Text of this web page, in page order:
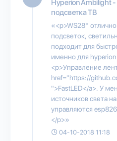
Hyperion Ambilight
подсветка ТВ
«<p>WS28*
подсветок,
подходит для
именно для
<p>Управление
href="https://
">FastLED</a>. У
источников света
управляются
</p>»
04-10-2018 11:18